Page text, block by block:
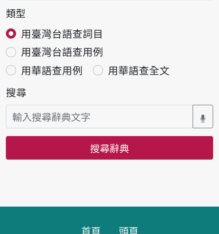
類型
用臺灣台語查詞目
用臺灣台語查用例
用華語查用例
用華語查全文
搜尋
搜尋辭典
首頁 頭頁